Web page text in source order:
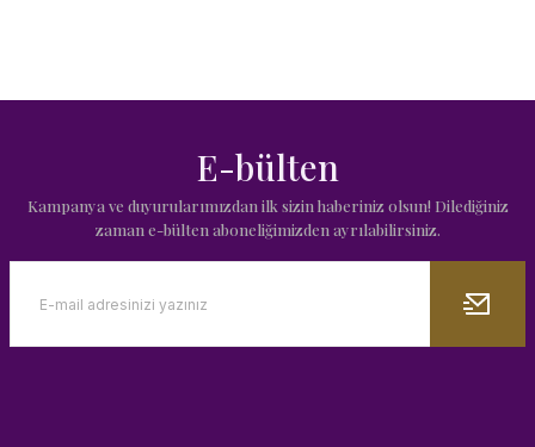
E-bülten
Kampanya ve duyurularımızdan ilk sizin haberiniz olsun! Dilediğiniz
zaman e-bülten aboneliğimizden ayrılabilirsiniz.